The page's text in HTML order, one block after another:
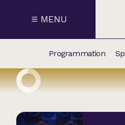
MENU
Programmation